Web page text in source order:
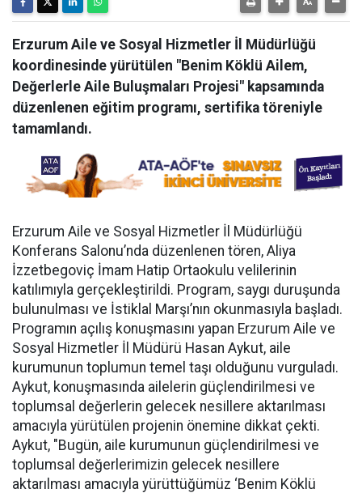
Erzurum Aile ve Sosyal Hizmetler İl Müdürlüğü
koordinesinde yürütülen "Benim Köklü Ailem,
Değerlerle Aile Buluşmaları Projesi" kapsamında
düzenlenen eğitim programı, sertifika töreniyle
tamamlandı.
Erzurum Aile ve Sosyal Hizmetler İl Müdürlüğü
Konferans Salonu’nda düzenlenen tören, Aliya
İzzetbegoviç İmam Hatip Ortaokulu velilerinin
katılımıyla gerçekleştirildi. Program, saygı duruşunda
bulunulması ve İstiklal Marşı’nın okunmasıyla başladı.
Programın açılış konuşmasını yapan Erzurum Aile ve
Sosyal Hizmetler İl Müdürü Hasan Aykut, aile
kurumunun toplumun temel taşı olduğunu vurguladı.
Aykut, konuşmasında ailelerin güçlendirilmesi ve
toplumsal değerlerin gelecek nesillere aktarılması
amacıyla yürütülen projenin önemine dikkat çekti.
Aykut, "Bugün, aile kurumunun güçlendirilmesi ve
toplumsal değerlerimizin gelecek nesillere
aktarılması amacıyla yürüttüğümüz ‘Benim Köklü